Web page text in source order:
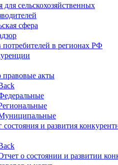
сельскохозяйственных
сфера
потребителей в регионах РФ
акты
и развития
о состоянии и развитии